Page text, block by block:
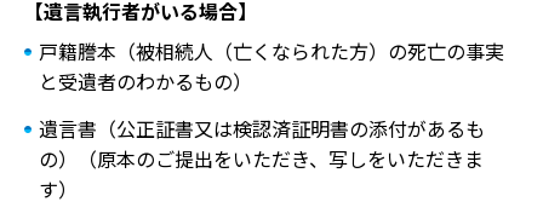
【遺言執行者がいる場合】
戸籍謄本（被相続人（亡くなられた方）の死亡の事実
と受遺者のわかるもの）
遺言書（公正証書又は検認済証明書の添付があるも
の）（原本のご提出をいただき、写しをいただきま
す）